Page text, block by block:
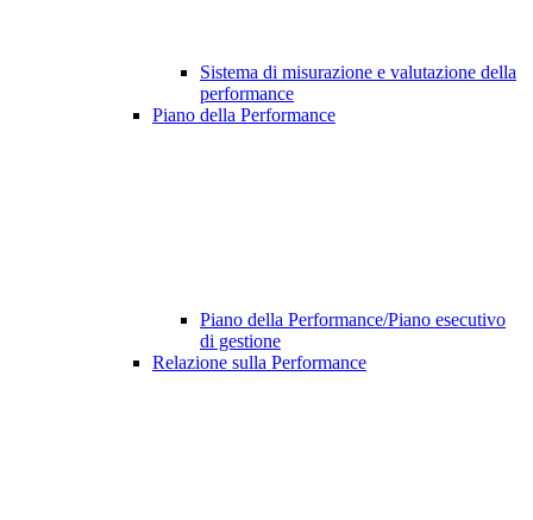
Sistema di misurazione e valutazione della
performance
Piano della Performance
Piano della Performance/Piano esecutivo
di gestione
Relazione sulla Performance